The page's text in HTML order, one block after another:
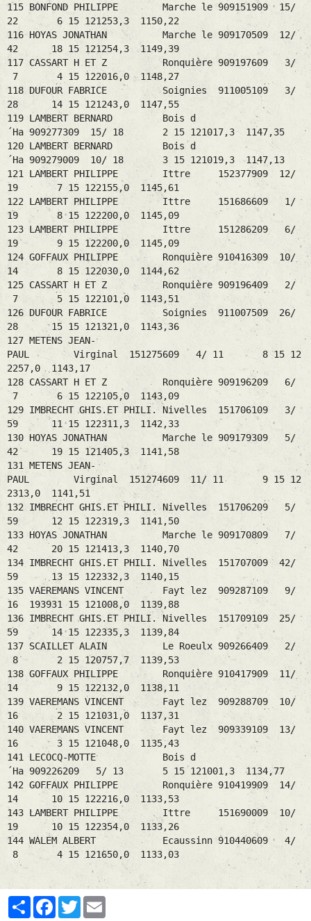
115 BONFOND PHILIPPE Marche le 909151909 15/
22 6 15 121253,3 1150,22
116 HOYAS JONATHAN Marche le 909170509 12/
42 18 15 121254,3 1149,39
117 CASSART H ET Z Ronquière 909197609 3/
7 4 15 122016,0 1148,27
118 DUFOUR FABRICE Soignies 911005109 3/
28 14 15 121243,0 1147,55
119 LAMBERT BERNARD Bois d
´Ha 909277309 15/ 18 2 15 121017,3 1147,35
120 LAMBERT BERNARD Bois d
´Ha 909279009 10/ 18 3 15 121019,3 1147,13
121 LAMBERT PHILIPPE Ittre 152377909 12/
19 7 15 122155,0 1145,61
122 LAMBERT PHILIPPE Ittre 151686609 1/
19 8 15 122200,0 1145,09
123 LAMBERT PHILIPPE Ittre 151286209 6/
19 9 15 122200,0 1145,09
124 GOFFAUX PHILIPPE Ronquière 910416309 10/
14 8 15 122030,0 1144,62
125 CASSART H ET Z Ronquière 909196409 2/
7 5 15 122101,0 1143,51
126 DUFOUR FABRICE Soignies 911007509 26/
28 15 15 121321,0 1143,36
127 METENS JEAN-
PAUL Virginal 151275609 4/ 11 8 15 12
2257,0 1143,17
128 CASSART H ET Z Ronquière 909196209 6/
7 6 15 122105,0 1143,09
129 IMBRECHT GHIS.ET PHILI. Nivelles 151706109 3/
59 11 15 122311,3 1142,33
130 HOYAS JONATHAN Marche le 909179309 5/
42 19 15 121405,3 1141,58
131 METENS JEAN-
PAUL Virginal 151274609 11/ 11 9 15 12
2313,0 1141,51
132 IMBRECHT GHIS.ET PHILI. Nivelles 151706209 5/
59 12 15 122319,3 1141,50
133 HOYAS JONATHAN Marche le 909170809 7/
42 20 15 121413,3 1140,70
134 IMBRECHT GHIS.ET PHILI. Nivelles 151707009 42/
59 13 15 122332,3 1140,15
135 VAEREMANS VINCENT Fayt lez 909287109 9/
16 193931 15 121008,0 1139,88
136 IMBRECHT GHIS.ET PHILI. Nivelles 151709109 25/
59 14 15 122335,3 1139,84
137 SCAILLET ALAIN Le Roeulx 909266409 2/
8 2 15 120757,7 1139,53
138 GOFFAUX PHILIPPE Ronquière 910417909 11/
14 9 15 122132,0 1138,11
139 VAEREMANS VINCENT Fayt lez 909288709 10/
16 2 15 121031,0 1137,31
140 VAEREMANS VINCENT Fayt lez 909339109 13/
16 3 15 121048,0 1135,43
141 LECOCQ-MOTTE Bois d
´Ha 909226209 5/ 13 5 15 121001,3 1134,77
142 GOFFAUX PHILIPPE Ronquière 910419909 14/
14 10 15 122216,0 1133,53
143 LAMBERT PHILIPPE Ittre 151690009 10/
19 10 15 122354,0 1133,26
144 WALEM ALBERT Ecaussinn 910440609 4/
8 4 15 121650,0 1133,03
PartagerFacebook
Twitter